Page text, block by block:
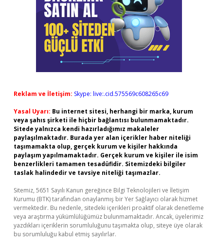
Reklam ve İletişim: Skype: live:.cid.575569c608265c69
Yasal Uyarı: Bu internet sitesi, herhangi bir marka, kurum
veya şahıs şirketi ile hiçbir bağlantısı bulunmamaktadır.
Sitede yalnızca kendi hazırladığımız makaleler
paylaşılmaktadır. Burada yer alan içerikler haber niteliği
taşımamakta olup, gerçek kurum ve kişiler hakkında
paylaşım yapılmamaktadır. Gerçek kurum ve kişiler ile isim
benzerlikleri tamamen tesadüfidir. Sitemizdeki bilgiler
taslak halindedir ve tavsiye niteliği taşımazlar.
Sitemiz, 5651 Sayılı Kanun gereğince Bilgi Teknolojileri ve İletişim
Kurumu (BTK) tarafından onaylanmış bir Yer Sağlayıcı olarak hizmet
vermektedir. Bu nedenle, sitedeki içerikleri proaktif olarak denetleme
veya araştırma yükümlülüğümüz bulunmamaktadır. Ancak, üyelerimiz
yazdıkları içeriklerin sorumluluğunu taşımakta olup, siteye üye olarak
bu sorumluluğu kabul etmiş sayılırlar.